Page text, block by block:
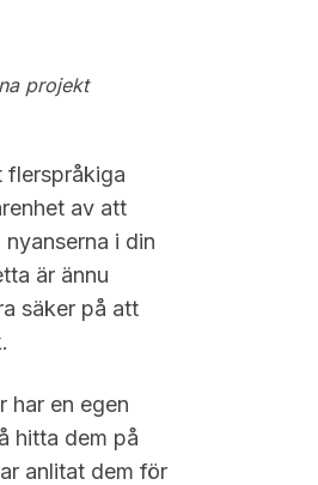
projekt
flerspråkiga
av att
i din
är ännu
säker på att
har en egen
hitta dem på
anlitat dem för